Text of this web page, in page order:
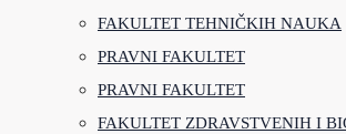
FAKULTET TEHNIČKIH NAUKA
PRAVNI FAKULTET
PRAVNI FAKULTET
FAKULTET ZDRAVSTVENIH I